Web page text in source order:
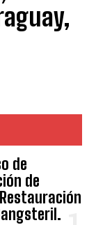
de
de